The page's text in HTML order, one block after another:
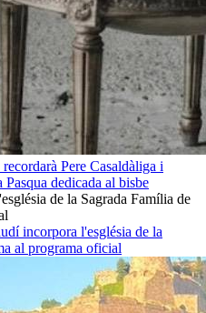
Pere Casaldàliga i
dedicada al bisbe
incorpora l'església de la
al programa oficial